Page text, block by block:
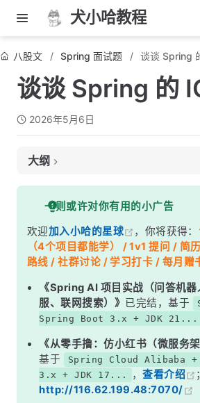
犬小哈教程
八股文 Spring 面试题 谈谈 Spring
谈谈 Spring 的
2026年5月6日
大纲
面试考察点
核心答案
深度解析
一、IOC 到底反转了什么？
二、IOC 和 DI 是什么关系？
三、Spring 容器的两大核心接口
五、IOC 带来了什么好处？
六、IOC 的常见误解
一则或许对你有用的小广告
欢迎加入小哈的星球 ，你将获得：
（4个项目都能学） / 1v1 提问 / 简
路线 / 社群讨论 / 学习打卡 / 每月赠
《Spring AI 项目实战（问答机
服、联网搜索）》 已完结，基于
Spring Boot 3.x + JDK 21...
《从零手撸：仿小红书（微服务架
基于
Spring Cloud Alibaba
3.x + JDK 17...
，查看介绍
http://116.62.199.48:7070/